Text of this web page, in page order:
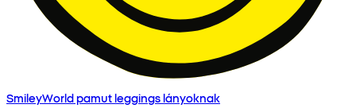
SmileyWorld pamut leggings lányoknak